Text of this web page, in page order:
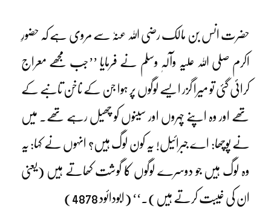
حضرت انس بن مالک رضی اللہ عنہٗ سے مروی ہے کہ حضورِ
اکرم صلی اللہ علیہ وآلہٖ وسلم نے فرمایا ’’جب مجھے معراج
کرائی گئی تو میرا گزر ایسے لوگوں پر ہوا جن کے ناخن تانبے کے
تھے اور وہ اپنے چہروں اور سینوں کو چھیل رہے تھے۔ میں
نے پوچھا: اے جبرائیل! یہ کون لوگ ہیں؟ انہوں نے کہا: یہ
وہ لوگ ہیں جو دوسرے لوگوں کا گوشت کھاتے ہیں (یعنی
ان کی غیبت کرتے ہیں)۔‘‘ (ابودائود 4878)